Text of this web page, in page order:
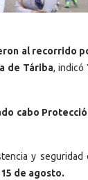
al recorrido
de Táriba, indicó
cabo
y seguridad
de agosto.